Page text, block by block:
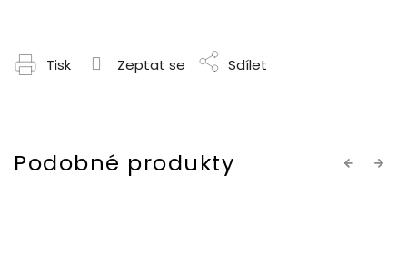
Tisk Zeptat se Sdílet
Previous
Next